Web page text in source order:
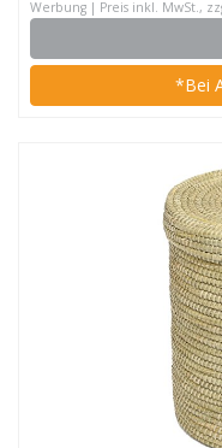
Werbung | Preis inkl. MwSt.,
*Bei